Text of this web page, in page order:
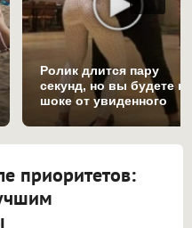
Ролик длится пару
секунд, но вы будете в
шоке от увиденного
приоритетов: